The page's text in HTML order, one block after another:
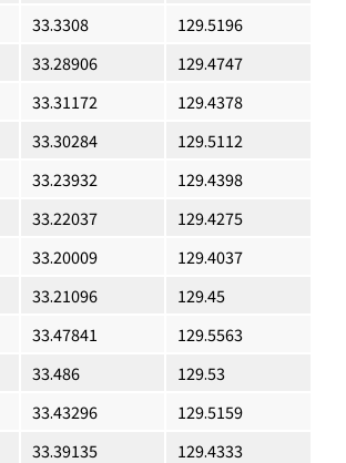
33.3308
129.5196
33.28906
129.4747
33.31172
129.4378
33.30284
129.5112
33.23932
129.4398
33.22037
129.4275
33.20009
129.4037
33.21096
129.45
33.47841
129.5563
33.486
129.53
33.43296
129.5159
33.39135
129.4333